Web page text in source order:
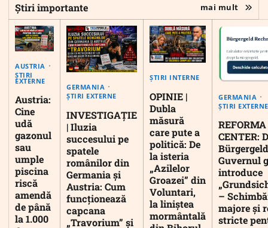
Știri importante mai mult
AUSTRIA
ȘTIRI
EXTERNE
Austria:
Cine
udă
gazonul
sau
umple
piscina
riscă
amendă
de până
la 1.000
GERMANIA
ȘTIRI EXTERNE
INVESTIGAȚIE
| Iluzia
succesului pe
spatele
românilor din
Germania și
Austria: Cum
funcționează
capcana
„Travorium” și
ȘTIRI INTERNE
OPINIE |
Dubla
măsură
care pute a
politică: De
la isteria
„Azilelor
Groazei” din
Voluntari,
la liniștea
mormântală
GERMANIA
ȘTIRI EXTERNE
CENTER:
Guvernul
introduce
–
majore și
stricte